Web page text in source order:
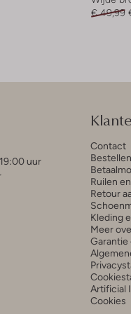
€ 49,99
uur
Contact
Ruilen
Retour
Kleding
Meer
Garantie
Artificial
Cookies